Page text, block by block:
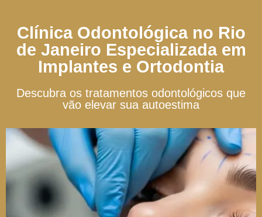
Clínica Odontológica no Rio
de Janeiro Especializada em
Implantes e Ortodontia
Descubra os tratamentos odontológicos que
vão elevar sua autoestima